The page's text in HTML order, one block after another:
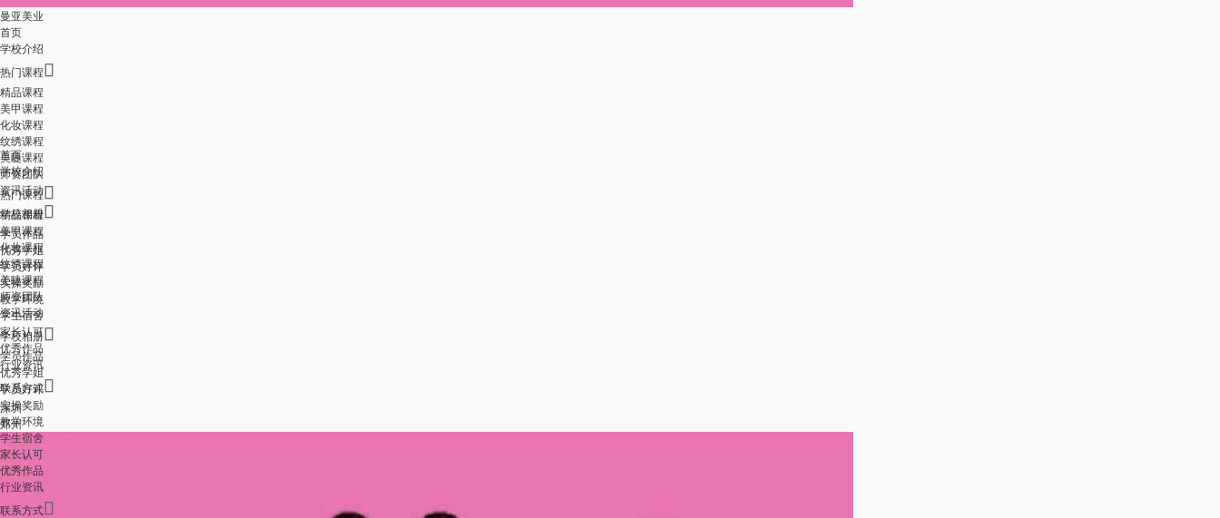
曼亚美业
首页
学校介绍
热门课程
精品课程
美甲课程
化妆课程
纹绣课程
美睫课程
师资团队
资讯活动
学校相册
学员作品
优秀学姐
学员好评
实操奖励
教学环境
学生宿舍
家长认可
优秀作品
行业资讯
联系方式
深圳
郑州
首页
学校介绍
热门课程
精品课程
美甲课程
化妆课程
纹绣课程
美睫课程
师资团队
资讯活动
学校相册
学员作品
优秀学姐
学员好评
实操奖励
教学环境
学生宿舍
家长认可
优秀作品
行业资讯
联系方式